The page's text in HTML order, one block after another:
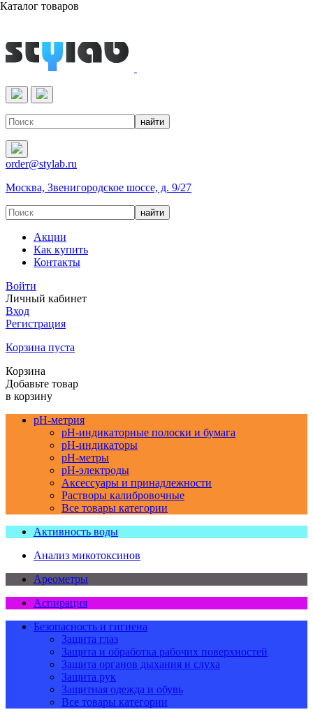
Реактивы & Оборудование
order@stylab.ru
Москва, Звенигородское шоссе, д. 9/27
Акции
Как купить
Контакты
Войти
Личный кабинет
Вход
Регистрация
Корзина пуста
Корзина
Добавьте товар
в корзину
pH-метрия
pH-индикаторные полоски и бумага
pH-индикаторы
pH-метры
pH-электроды
Аксессуары и принадлежности
Растворы калибровочные
Все товары категории
Активность воды
Анализ микотоксинов
Ареометры
Аспирация
Безопасность и гигиена
Защита глаз
Защита и обработка рабочих поверхностей
Защита органов дыхания и слуха
Защита рук
Защитная одежда и обувь
Все товары категории
Каталог товаров